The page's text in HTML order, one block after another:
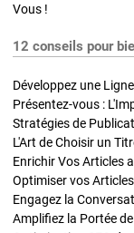
Vous !
12 conseils pour
Développez une
Présentez-vous :
L'Art de Choisir un
Optimiser vos
Engagez la
Amplifiez la Portée